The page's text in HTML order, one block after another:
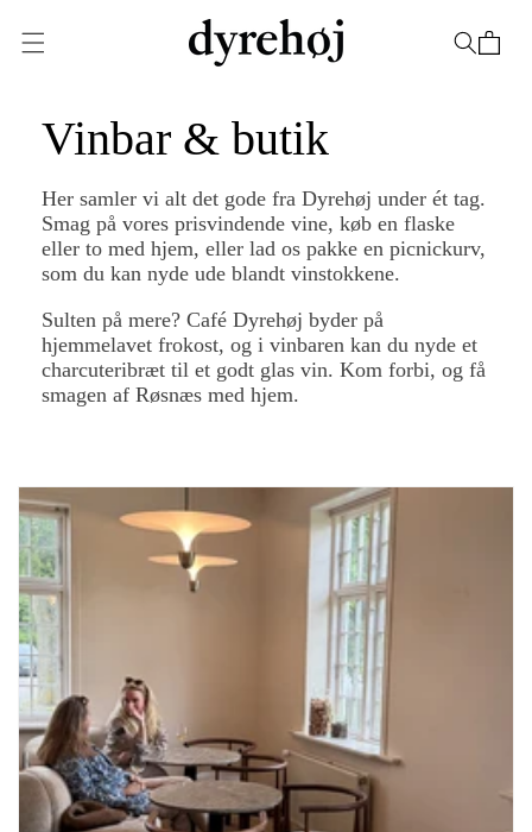
indhold
Indkøbskurv
Vinbar & butik
Her samler vi alt det gode fra Dyrehøj under ét tag.
Smag på vores prisvindende vine, køb en flaske
eller to med hjem, eller lad os pakke en picnickurv,
som du kan nyde ude blandt vinstokkene.
Sulten på mere? Café Dyrehøj byder på
hjemmelavet frokost, og i vinbaren kan du nyde et
charcuteribræt til et godt glas vin. Kom forbi, og få
smagen af Røsnæs med hjem.